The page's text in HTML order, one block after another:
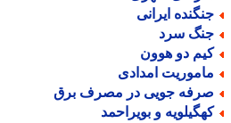
ایرانی
سرد
دو هوون
امدادی
جویی در مصرف برق
و بویراحمد